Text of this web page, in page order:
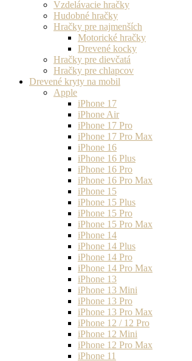
Vzdelávacie hračky
Hudobné hračky
Hračky pre najmenších
Motorické hračky
Drevené kocky
Hračky pre dievčatá
Hračky pre chlapcov
Drevené kryty na mobil
Apple
iPhone 17
iPhone Air
iPhone 17 Pro
iPhone 17 Pro Max
iPhone 16
iPhone 16 Plus
iPhone 16 Pro
iPhone 16 Pro Max
iPhone 15
iPhone 15 Plus
iPhone 15 Pro
iPhone 15 Pro Max
iPhone 14
iPhone 14 Plus
iPhone 14 Pro
iPhone 14 Pro Max
iPhone 13
iPhone 13 Mini
iPhone 13 Pro
iPhone 13 Pro Max
iPhone 12 / 12 Pro
iPhone 12 Mini
iPhone 12 Pro Max
iPhone 11